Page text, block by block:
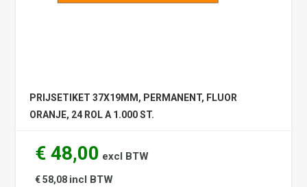
PRIJSETIKET 37X19MM, PERMANENT, FLUOR
ORANJE, 24 ROL A 1.000 ST.
€ 48,00 excl BTW
€ 58,08 incl BTW